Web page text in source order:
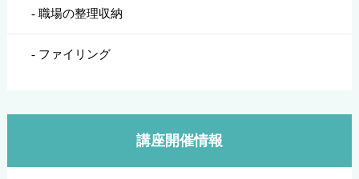
職場の整理収納
ファイリング
講座開催情報